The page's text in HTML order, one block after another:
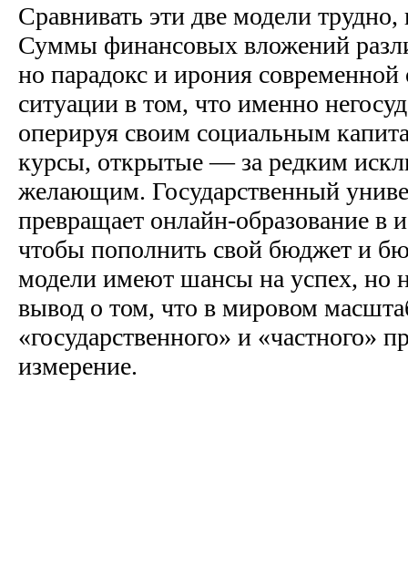
Сравнивать эти две модели
Суммы финансовых вложений
но парадокс и ирония современной
ситуации в том, что именно
оперируя своим социальным
курсы, открытые — за редким
желающим. Государственный
превращает онлайн-образование в
чтобы пополнить свой бюджет и
модели имеют шансы на успех, но
вывод о том, что в мировом
«государственного» и «частного»
измерение.